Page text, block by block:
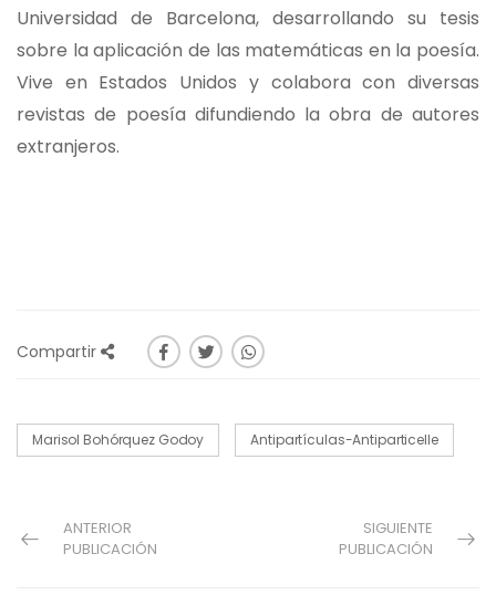
Universidad de Barcelona, desarrollando su tesis
sobre la aplicación de las matemáticas en la poesía.
Vive en Estados Unidos y colabora con diversas
revistas de poesía difundiendo la obra de autores
extranjeros.
Compartir
Marisol Bohórquez Godoy Antipartículas-Antiparticelle
ANTERIOR
PUBLICACIÓN
SIGUIENTE
PUBLICACIÓN